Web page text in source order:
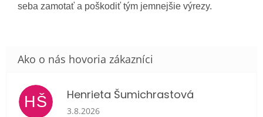
seba zamotať a poškodiť tým jemnejšie výrezy.
HŠ Henrieta Šumichrastová
Hodnotenie obchodu je 5 z 5 hviezdičiek.
3.8.2026